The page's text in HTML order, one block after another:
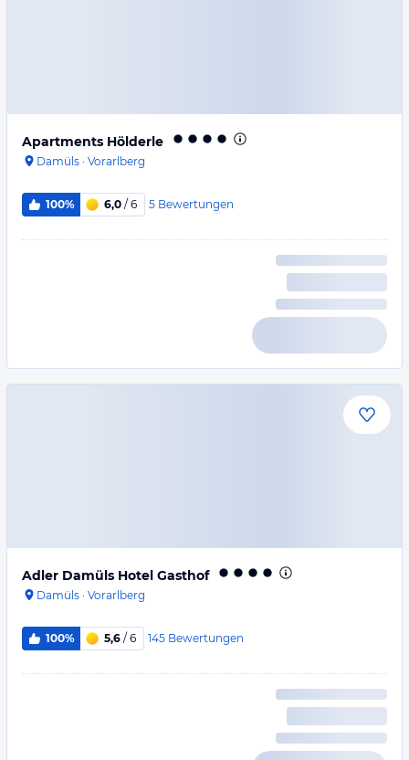
Apartments Hölderle
Damüls · Vorarlberg
100% 6,0 / 6 5 Bewertungen
Adler Damüls Hotel Gasthof
Damüls · Vorarlberg
100% 5,6 / 6 145 Bewertungen